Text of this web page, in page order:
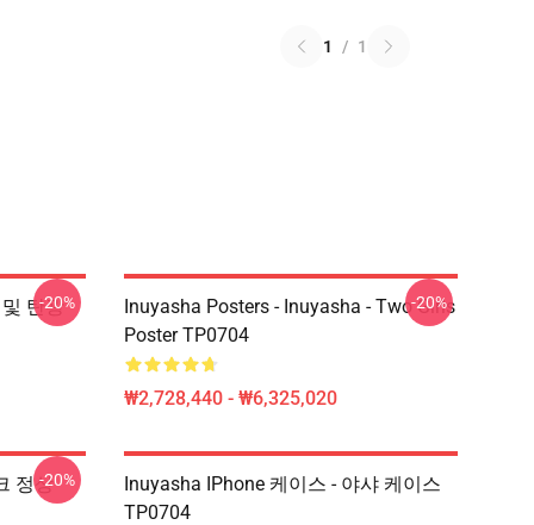
1 / 1
탄광
-20%
Inuyasha Posters - Inuyasha - Two Girls
Poster TP0704
₩2,728,440 - ₩6,325,020
-20%
정상-20%
Inuyasha IPhone 케이스 - 야샤 케이스
TP0704